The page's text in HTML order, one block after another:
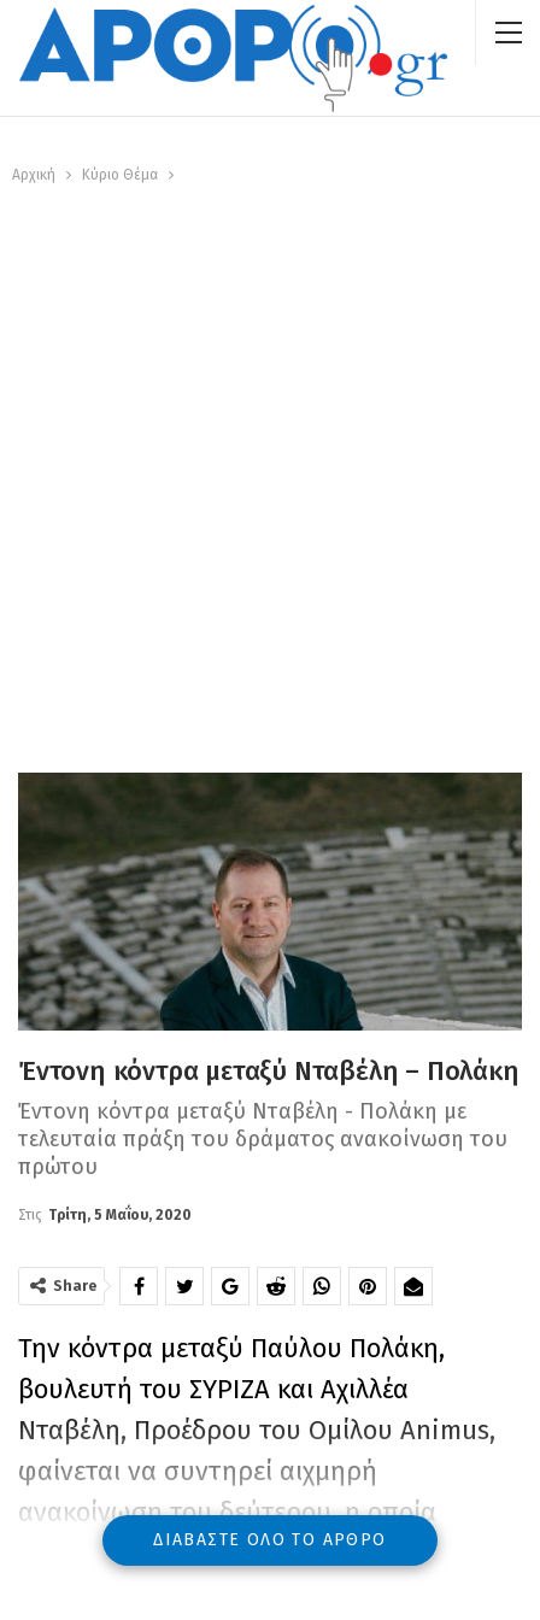
Αρχική Κύριο Θέμα
Έντονη κόντρα μεταξύ Νταβέλη – Πολάκη
Έντονη κόντρα μεταξύ Νταβέλη - Πολάκη με
τελευταία πράξη του δράματος ανακοίνωση του
πρώτου
Στις Τρίτη, 5 Μαΐου, 2020
Share
Την κόντρα μεταξύ Παύλου Πολάκη,
βουλευτή του ΣΥΡΙΖΑ και Αχιλλέα
Νταβέλη, Προέδρου του Ομίλου Animus,
φαίνεται να συντηρεί αιχμηρή
ανακοίνωση του δεύτερου, η οποία
απαντά στην επίθεση αντιεξουσιαστών
ΔΙΑΒΆΣΤΕ ΌΛΟ ΤΟ ΆΡΘΡΟ